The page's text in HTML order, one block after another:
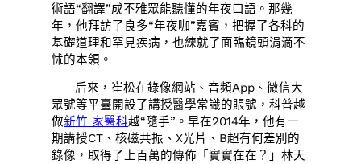
術語“翻譯”成不雅眾能聽懂的年夜口語。那幾
年，他拜訪了良多“年夜咖”嘉賓，把握了各科的
基礎道理和罕見疾病，也練就了面臨鏡頭涓滴不
怵的本領。
后來，崔松在錄像網站、音頻App、微信大
眾號等平臺開設了講授醫學常識的賬號，科普越
做新竹 家醫科越“隨手”。早在2014年，他有一
期講授CT、核磁共振、X光片、B超有何差別的
錄像，取得了上百萬的傳佈「實實在在？」林天